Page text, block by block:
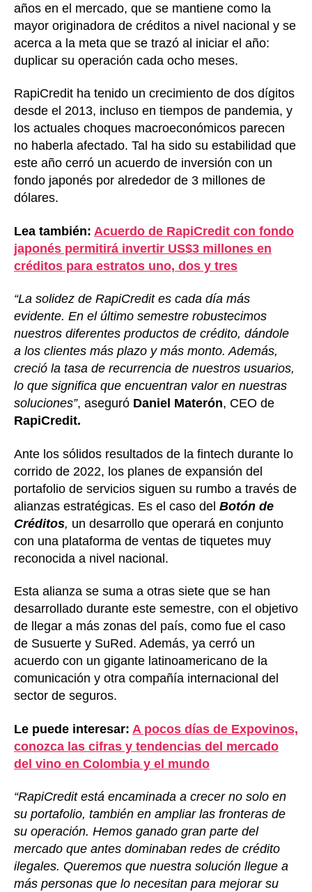
años en el mercado, que se mantiene como la
mayor originadora de créditos a nivel nacional y se
acerca a la meta que se trazó al iniciar el año:
duplicar su operación cada ocho meses.
RapiCredit ha tenido un crecimiento de dos dígitos
desde el 2013, incluso en tiempos de pandemia, y
los actuales choques macroeconómicos parecen
no haberla afectado. Tal ha sido su estabilidad que
este año cerró un acuerdo de inversión con un
fondo japonés por alrededor de 3 millones de
dólares.
Lea también: Acuerdo de RapiCredit con fondo
japonés permitirá invertir US$3 millones en
créditos para estratos uno, dos y tres
“La solidez de RapiCredit es cada día más
evidente. En el último semestre robustecimos
nuestros diferentes productos de crédito, dándole
a los clientes más plazo y más monto. Además,
creció la tasa de recurrencia de nuestros usuarios,
lo que significa que encuentran valor en nuestras
soluciones”, aseguró Daniel Materón, CEO de
RapiCredit.
Ante los sólidos resultados de la fintech durante lo
corrido de 2022, los planes de expansión del
portafolio de servicios siguen su rumbo a través de
alianzas estratégicas. Es el caso del Botón de
Créditos, un desarrollo que operará en conjunto
con una plataforma de ventas de tiquetes muy
reconocida a nivel nacional.
Esta alianza se suma a otras siete que se han
desarrollado durante este semestre, con el objetivo
de llegar a más zonas del país, como fue el caso
de Susuerte y SuRed. Además, ya cerró un
acuerdo con un gigante latinoamericano de la
comunicación y otra compañía internacional del
sector de seguros.
Le puede interesar: A pocos días de Expovinos,
conozca las cifras y tendencias del mercado
del vino en Colombia y el mundo
“RapiCredit está encaminada a crecer no solo en
su portafolio, también en ampliar las fronteras de
su operación. Hemos ganado gran parte del
mercado que antes dominaban redes de crédito
ilegales. Queremos que nuestra solución llegue a
más personas que lo necesitan para mejorar su